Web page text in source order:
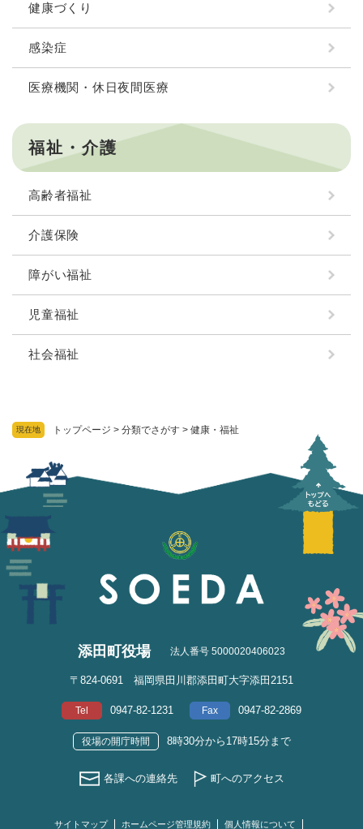
現在地 トップページ > 分類でさがす > 健康・福祉
健康づくり
感染症
医療機関・休日夜間医療
福祉・介護
高齢者福祉
介護保険
障がい福祉
児童福祉
社会福祉
添田町役場 法人番号 5000020406023
〒824-0691 福岡県田川郡添田町大字添田2151
Tel 0947-82-1231 Fax 0947-82-2869
役場の開庁時間 8時30分から17時15分まで
各課への連絡先 町へのアクセス
サイトマップ ホームページ管理規約 個人情報について